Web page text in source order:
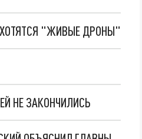
"ЖИВЫЕ ДРОНЫ"
НЕ ЗАКОНЧИЛИСЬ